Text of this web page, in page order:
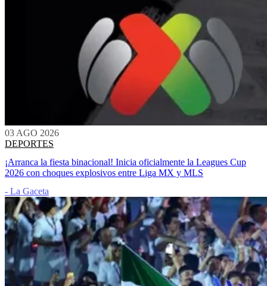
03 AGO 2026
DEPORTES
¡Arranca la fiesta binacional! Inicia oficialmente la Leagues Cup
2026 con choques explosivos entre Liga MX y MLS
- La Gaceta